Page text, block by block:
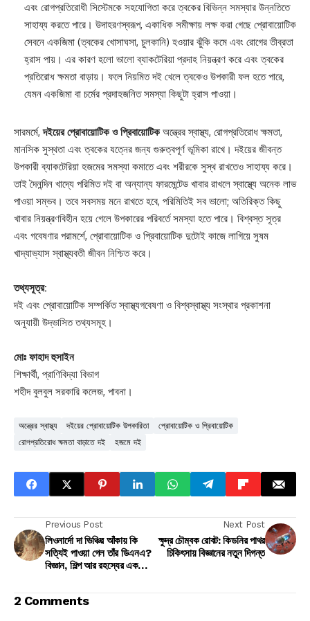
এবং রোগপ্রতিরোধী সিস্টেমকে সহযোগিতা করে ত্বকের বিভিন্ন সমস্যার উন্নতিতে
সাহায্য করতে পারে। উদাহরণস্বরূপ, একাধিক সমীক্ষায় লক্ষ করা গেছে প্রোবায়োটিক
সেবনে একজিমা (ত্বকের খোসাঘসা, চুলকানি) হওয়ার ঝুঁকি কমে এবং রোগের তীব্রতা
হ্রাস পায়। এর কারণ হলো ভালো ব্যাকটেরিয়া প্রদাহ নিয়ন্ত্রণ করে এবং ত্বকের
প্রতিরোধ ক্ষমতা বাড়ায়। ফলে নিয়মিত দই খেলে ত্বকেও উপকারী ফল হতে পারে,
যেমন একজিমা বা চর্মের প্রদাহজনিত সমস্যা কিছুটা হ্রাস পাওয়া।
সারমর্মে,দইয়ের প্রোবায়োটিক ও প্রিবায়োটিকঅন্ত্রের স্বাস্থ্য, রোগপ্রতিরোধ ক্ষমতা,
মানসিক সুস্থতা এবং ত্বকের যত্নের জন্য গুরুত্বপূর্ণ ভূমিকা রাখে। দইয়ের জীবন্ত
উপকারী ব্যাকটেরিয়া হজমের সমস্যা কমাতে এবং শরীরকে সুস্থ রাখতেও সাহায্য করে।
তাই দৈনন্দিন খাদ্যে পরিমিত দই বা অন্যান্য ফারমেন্টেড খাবার রাখলে স্বাস্থ্যে অনেক লাভ
পাওয়া সম্ভব। তবে সবসময় মনে রাখতে হবে, পরিমিতিই সব ভালো; অতিরিক্ত কিছু
খাবার নিয়ন্ত্রণবিহীন হয়ে গেলে উপকারের পরিবর্তে সমস্যা হতে পারে। বিশ্বস্ত সূত্র
এবং গবেষণার পরামর্শে, প্রোবায়োটিক ও প্রিবায়োটিক দুটোই কাজে লাগিয়ে সুষম
খাদ্যাভ্যাস স্বাস্থ্যবতী জীবন নিশ্চিত করে।
তথ্যসূত্র:
দই এবং প্রোবায়োটিক সম্পর্কিত স্বাস্থ্যগবেষণা ও বিশ্বস্বাস্থ্য সংস্থার প্রকাশনা
অনুযায়ী উদ্ভাসিত তথ্যসমূহ।
মোঃ ফাহাদ হুসাইন
শিক্ষার্থী, প্রাণিবিদ্যা বিভাগ
শহীদ বুলবুল সরকারি কলেজ, পাবনা।
অন্ত্রের স্বাস্থ্য দইয়ের প্রোবায়োটিক উপকারিতা
প্রোবায়োটিক ও প্রিবায়োটিক
রোগপ্রতিরোধ ক্ষমতা বাড়াতে দই
হজমে দই
Previous Post
লিওনার্দো দা ভিঞ্চির আঁকায় কি
সত্যিই পাওয়া গেল তাঁর ডিএনএ?
বিজ্ঞান, শিল্প আর রহস্যের এক
Next Post
ক্ষুদ্র চৌম্বক রোবট: কিডনির পাথর
চিকিৎসায় বিজ্ঞানের নতুন দিগন্ত
2 Comments